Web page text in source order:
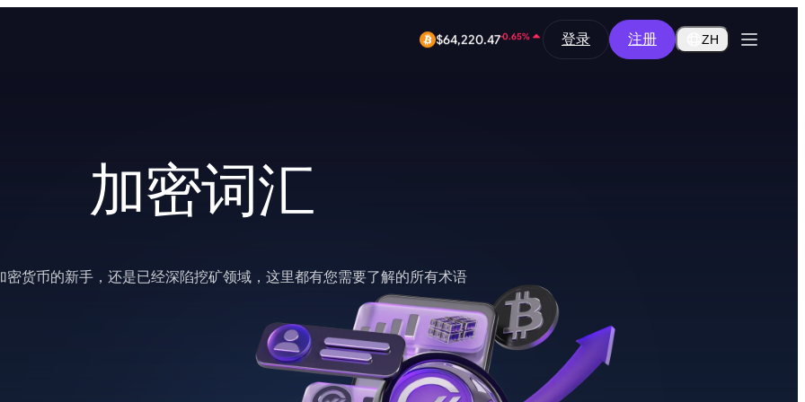
$64,220.47-0.65% 登录 注册 ZH
加密词汇
密货币的新手，还是已经深陷挖矿领域，这里都有您需要了解的所有术语